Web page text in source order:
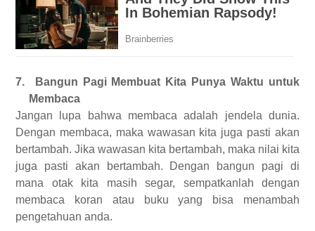
7.
Bangun Pagi Membuat Kita Punya Waktu untuk
Membaca
Jangan lupa bahwa membaca adalah jendela dunia.
Dengan membaca, maka wawasan kita juga pasti akan
bertambah. Jika wawasan kita bertambah, maka nilai kita
juga pasti akan bertambah. Dengan bangun pagi di
mana otak kita masih segar, sempatkanlah dengan
membaca koran atau buku yang bisa menambah
pengetahuan anda.